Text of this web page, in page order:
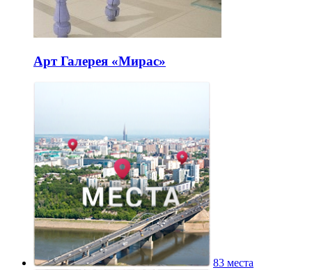
Арт Галерея «Мирас»
83 места